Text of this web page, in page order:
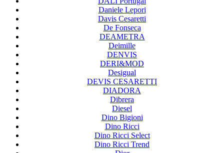
Daniele Lepori
Davis Cesaretti
De Fonseca
DEAMETRA
Deimille
DENVIS
DERI&MOD
Desigual
DEVIS CESARETTI
DIADORA
Dibrera
Diesel
Dino Bigioni
Dino Ricci
Dino Ricci Select
Dino Ricci Trend